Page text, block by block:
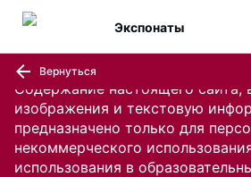
Содержание настоящего сайта,
изображения и текстовую
предназначено только для
некоммерческого
использования в
Экспонаты
Вернуться